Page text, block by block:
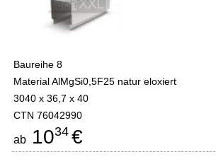
Baureihe 8
Material AlMgSi0,5F25 natur eloxiert
3040 x 36,7 x 40
CTN 76042990
ab 1034 €